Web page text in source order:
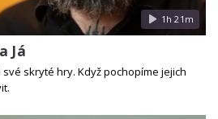
1h 21m
Já
skryté hry. Když pochopíme jejich